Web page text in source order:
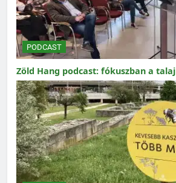
PODCAST
Zöld Hang podcast: fókuszban a talaj